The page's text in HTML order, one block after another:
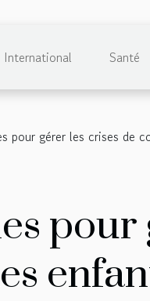
International Santé
pour gérer les crises de
pour